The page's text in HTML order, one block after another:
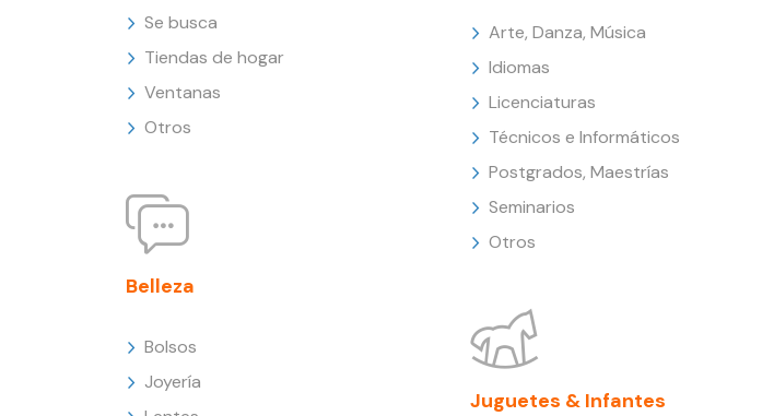
Se busca
Tiendas de hogar
Ventanas
Otros
Belleza
Bolsos
Joyería
Arte, Danza, Música
Idiomas
Licenciaturas
Técnicos e Informáticos
Postgrados, Maestrías
Seminarios
Otros
Juguetes & Infantes